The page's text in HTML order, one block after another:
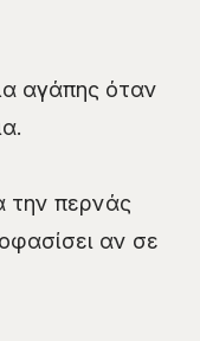
αγάπης όταν
την περνάς
αν σε